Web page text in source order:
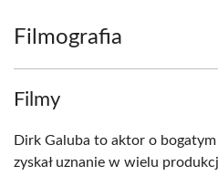
Filmografia
Filmy
Dirk Galuba to aktor o
zyskał uznanie w wielu